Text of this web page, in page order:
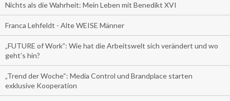
Nichts als die Wahrheit: Mein Leben mit Benedikt XVI
Franca Lehfeldt - Alte WEISE Männer
„FUTURE of Work”: Wie hat die Arbeitswelt sich verändert und wo
geht’s hin?
„Trend der Woche“: Media Control und Brandplace starten
exklusive Kooperation